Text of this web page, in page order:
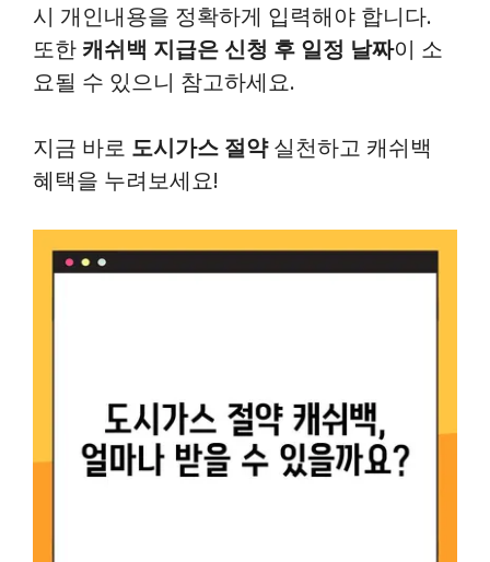
시 개인내용을 정확하게 입력해야 합니다.
또한 캐쉬백 지급은 신청 후 일정 날짜이 소
요될 수 있으니 참고하세요.
지금 바로 도시가스 절약실천하고 캐쉬백
혜택을 누려보세요!